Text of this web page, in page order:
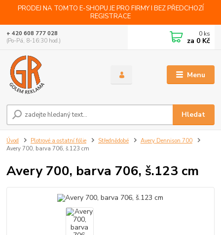
PRODEJ NA TOMTO E-SHOPU JE PRO FIRMY I BEZ PŘEDCHOZÍ
REGISTRACE
Menu
Hledat
+ 420 608 777 028
(Po-Pá, 8-16:30 hod.)
0 ks
za 0 Kč
Úvod Plotrové a ostatní fólie Střednědobé
Avery Dennison 700
Avery 700, barva 706, š.123 cm
Avery 700, barva 706, š.123 cm